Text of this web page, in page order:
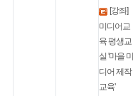
[강좌]
미디어교
육 평생교
실 '마을 미
디어 제작
교육'